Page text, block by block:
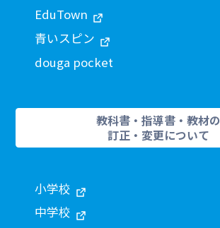
EduTown
青いスピン
douga pocket
教科書・指導書・教材の
訂正・変更について
小学校
中学校